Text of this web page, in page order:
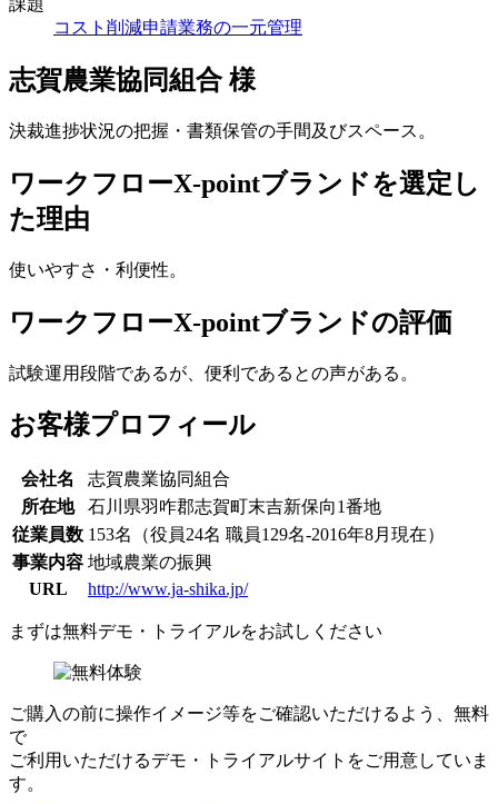
課題
コスト削減申請業務の一元管理
志賀農業協同組合 様
決裁進捗状況の把握・書類保管の手間及びスペース。
ワークフローX-pointブランドを選定し
た理由
使いやすさ・利便性。
ワークフローX-pointブランドの評価
試験運用段階であるが、便利であるとの声がある。
お客様プロフィール
会社名
志賀農業協同組合
所在地
石川県羽咋郡志賀町末吉新保向1番地
従業員数 153名（役員24名 職員129名-2016年8月現在）
事業内容 地域農業の振興
URL
http://www.ja-shika.jp/
まずは無料デモ・トライアルをお試しください
ご購入の前に操作イメージ等をご確認いただけるよう、無料
で
ご利用いただけるデモ・トライアルサイトをご用意していま
す。